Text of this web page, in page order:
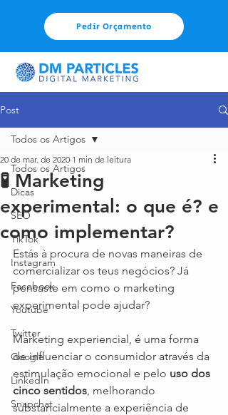
Pedir Orçamento
Post
Todos os Artigos
Dicas
SEO
TikTok
Instagram
Facebook
Youtube
Twitter
Google
LinkedIn
Snapchat
Todos os Artigos
🧪 Marketing
experimental: o que é? e
como implementar?
20 de mar. de 2020 1 min de leitura
Estás à procura de novas maneiras de
comercializar os teus negócios? Já
pensaste em como o marketing
experimental pode ajudar?
Marketing experiencial, é uma forma
de influenciar o consumidor através da
estimulação emocional e pelo uso dos
cinco sentidos, melhorando
substancialmente a experiência de